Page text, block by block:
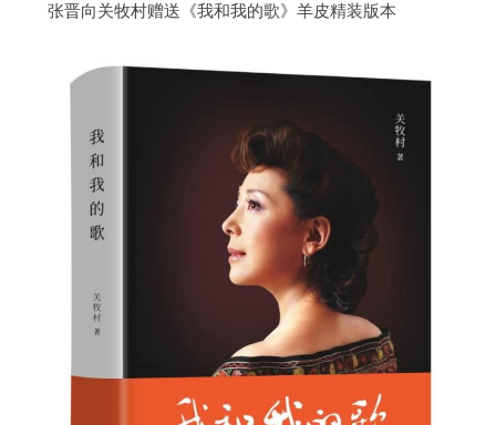
张晋向关牧村赠送《我和我的歌》羊皮精装版本